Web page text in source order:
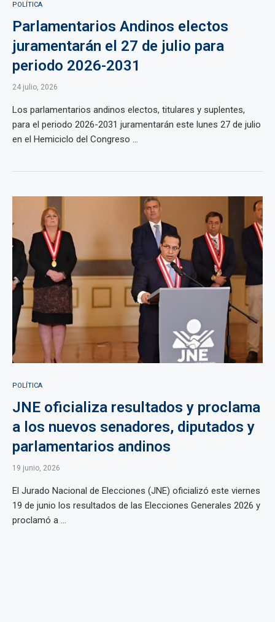
POLÍTICA
Parlamentarios Andinos electos
juramentarán el 27 de julio para
periodo 2026-2031
24 julio, 2026
Los parlamentarios andinos electos, titulares y suplentes,
para el periodo 2026-2031 juramentarán este lunes 27 de julio
en el Hemiciclo del Congreso ...
POLÍTICA
JNE oficializa resultados y proclama
a los nuevos senadores, diputados y
parlamentarios andinos
19 junio, 2026
El Jurado Nacional de Elecciones (JNE) oficializó este viernes
19 de junio los resultados de las Elecciones Generales 2026 y
proclamó a ...